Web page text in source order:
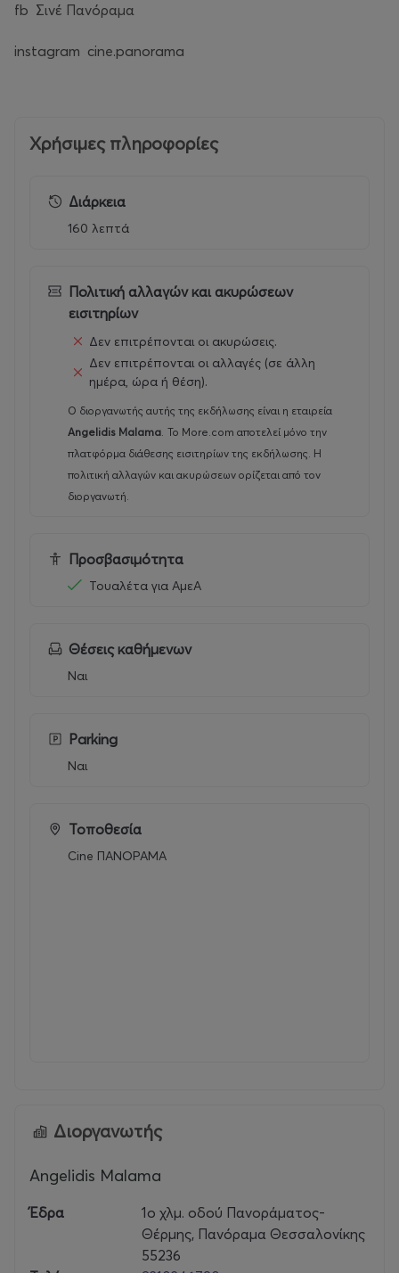
fb Σινέ Πανόραμα
instagram cine.panorama
Χρήσιμες πληροφορίες
Διάρκεια
160 λεπτά
Πολιτική αλλαγών και ακυρώσεων
εισιτηρίων
Δεν επιτρέπονται οι ακυρώσεις.
Δεν επιτρέπονται οι αλλαγές (σε άλλη
ημέρα, ώρα ή θέση).
Ο διοργανωτής αυτής της εκδήλωσης είναι η εταιρεία
Angelidis Malama. Το More.com αποτελεί μόνο την
πλατφόρμα διάθεσης εισιτηρίων της εκδήλωσης. Η
πολιτική αλλαγών και ακυρώσεων ορίζεται από τον
διοργανωτή.
Προσβασιμότητα
Τουαλέτα για ΑμεΑ
Θέσεις καθήμενων
Ναι
Parking
Ναι
Τοποθεσία
Cine ΠΑΝΟΡΑΜΑ
Διοργανωτής
Angelidis Malama
Έδρα
1o χλμ. οδού Πανοράματος-
Θέρμης, Πανόραμα Θεσσαλονίκης
55236